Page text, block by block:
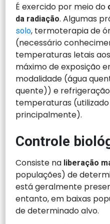
É exercido por meio do
da radiação. Algumas
solo, termoterapia de
(necessário
temperaturas letais
máximo de exposição
modalidade (água
quente)) e
temperaturas
principalmente).
Controle
Consiste na liberação
populações) de
está geralmente
entanto, em baixas
de determinado alvo.